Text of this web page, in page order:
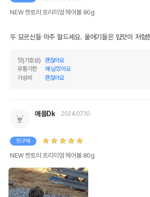
상품 필수 정보
품명 및 모델명 NEW 캣토리 프리미엄
받았음을 확인할수 있는
경우 그에 대한 사항
제조자,수입품의 경우
수입자를 함께 표기
Petpermint//렛츠펫
AS책임자와 전화번호
또는 소비자상담 관련
전화번호
유통기한
NEW 캣토리 프리미엄 헤어볼 80g
두 묘르신들 아주 잘드세요. 울애기들은 입맛이 저렴
맛(기호성)
괜찮아요
유통기한
꽤 남았어요
가성비
괜찮아요
애플Dk 2024.07.10
첫구매
NEW 캣토리 프리미엄 헤어볼 80g